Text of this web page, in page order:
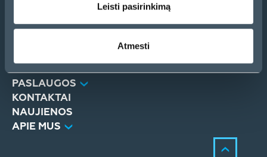
Leisti pasirinkimą
Atmesti
Katalogas
SPRENDIMAI
PASLAUGOS
KONTAKTAI
NAUJIENOS
APIE MUS